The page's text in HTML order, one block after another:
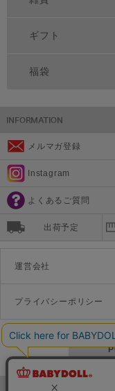
ギフト
福袋
メルマガ登録
Instagram
よくあるご質問
出荷予定
運営会社
プライバシーポリシー
©Disney ©Disney/Pixar ©Disney.